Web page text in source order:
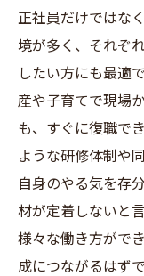
正社員だけではな
境が多く、それぞ
したい方にも最適
産や子育てで現場
も、すぐに復職で
ような研修体制や
自身のやる気を存
材が定着しないと
様々な働き方がで
成につながるはずで